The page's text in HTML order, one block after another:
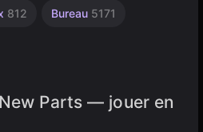
812 Bureau 5171
Parts — jouer en